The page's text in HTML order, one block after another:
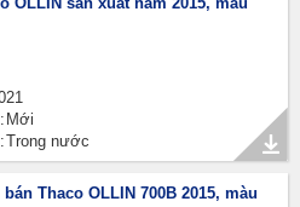
Mới
Trong nước
Thaco OLLIN 700B 2015, màu